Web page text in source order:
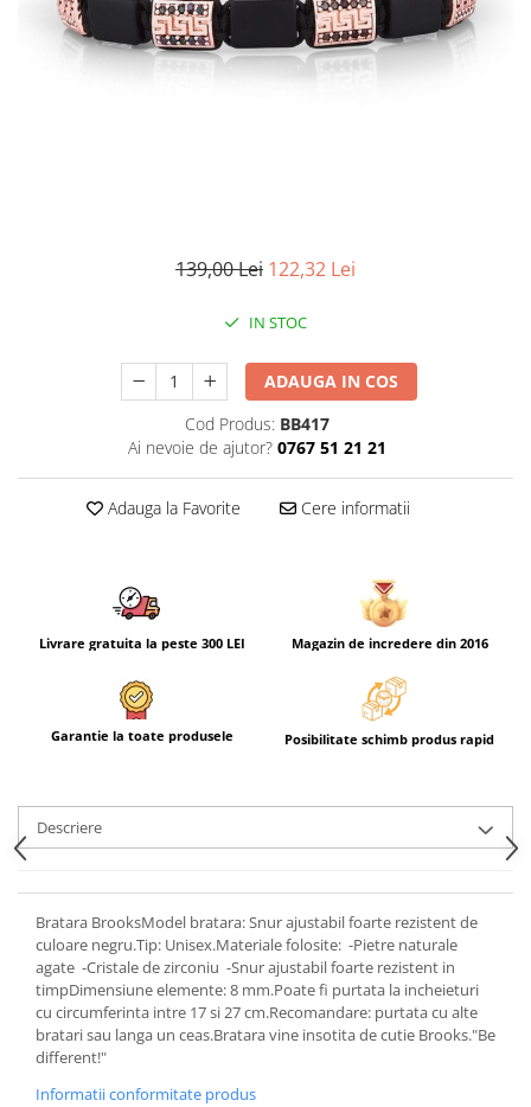
CERCEI
CEASURI DAMA
139,00 Lei 122,32 Lei
IN STOC
ADAUGA IN COS
Cod Produs: BB417
Ai nevoie de ajutor? 0767 51 21 21
Adauga la Favorite Cere informatii
Livrare gratuita la peste 300 LEI Magazin de incredere din 2016
Garantie la toate produsele Posibilitate schimb produs rapid
Descriere
Bratara BrooksModel bratara: Snur ajustabil foarte rezistent de
culoare negru.Tip: Unisex.Materiale folosite: -Pietre naturale
agate -Cristale de zirconiu -Snur ajustabil foarte rezistent in
timpDimensiune elemente: 8 mm.Poate fi purtata la incheieturi
cu circumferinta intre 17 si 27 cm.Recomandare: purtata cu alte
bratari sau langa un ceas.Bratara vine insotita de cutie Brooks."Be
different!"
Informatii conformitate produs